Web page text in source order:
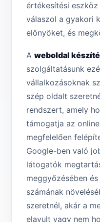
értékesítési
válaszol a gyakori
előnyöket, és
A weboldal
szolgáltatásunk
vállalkozásoknak
szép oldalt
rendszert, amely
támogatja az
megfelelően
Google-ben való
látogatók
meggyőzésében
számának
szeretnél, akár a
elavult vagy nem